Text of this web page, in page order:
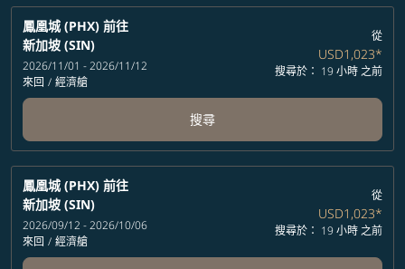
鳳凰城 (PHX) 前往
新加坡 (SIN)
2026/11/01 - 2026/11/12
來回 / 經濟艙
從
USD1,023*
搜尋於： 19 小時 之前
搜尋
鳳凰城 (PHX) 前往
新加坡 (SIN)
2026/09/12 - 2026/10/06
來回 / 經濟艙
從
USD1,023*
搜尋於： 19 小時 之前